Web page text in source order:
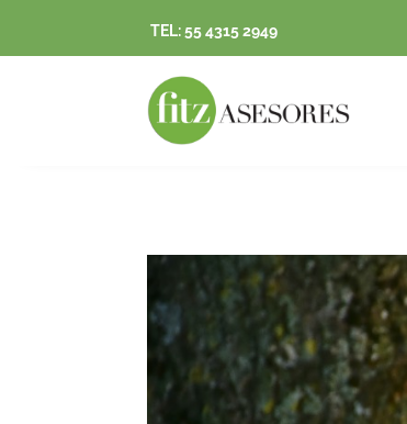
TEL: 55 4315 2949